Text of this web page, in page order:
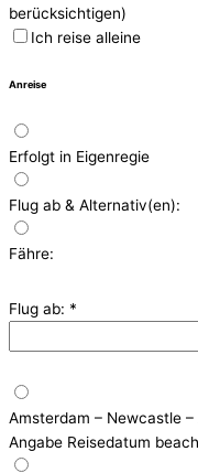
berücksichtigen)
Ich reise alleine
Anreise
Erfolgt in Eigenregie
Flug ab & Alternativ(en):
Fähre:
Flug ab: *
Amsterdam – Newcastle
Angabe Reisedatum